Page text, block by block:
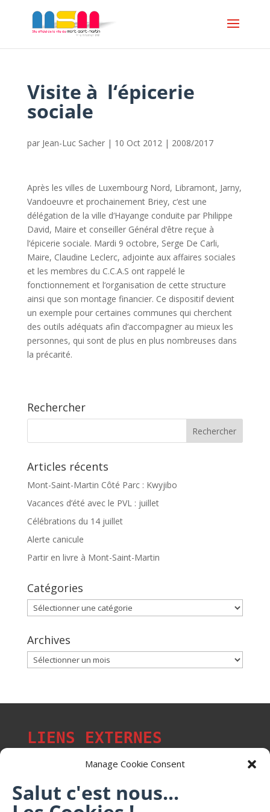
Manage Cookie Consent
Salut c'est nous...
Visite à l‘épicerie
sociale
par Jean-Luc Sacher| 10 Oct 2012| 2008/2017
Après les villes de Luxembourg Nord, Libramont, Jarny,
Vandoeuvre et prochainement Briey, c‘est une
délégation de la ville d‘Hayange conduite par Philippe
David, Maire et conseiller Général d‘être reçue à
l‘épicerie sociale. Mardi 9 octobre, Serge De Carli,
Maire, Claudine Leclerc, adjointe aux affaires sociales
et les membres du C.C.A.S ont rappelé le
fonctionnement et l‘organisation de cette structure
ainsi que son montage financier. Ce dispositif devient
un exemple pour certaines communes qui cherchent
des outils adéquats afin d‘accompagner au mieux les
personnes, qui sont de plus en plus nombreuses dans
la précarité.
Rechercher
Articles récents
Mont-Saint-Martin Côté Parc : Kwyjibo
Vacances d’été avec le PVL : juillet
Célébrations du 14 juillet
Alerte canicule
Partir en livre à Mont-Saint-Martin
Catégories
Catégories
Archives
Archives
LIENS EXTERNES
Les p'tits citoyens de Mont-Saint-Martin